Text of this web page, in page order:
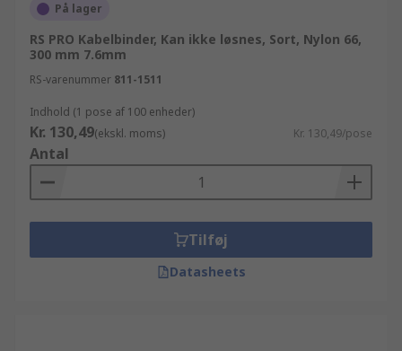
På lager
RS PRO Kabelbinder, Kan ikke løsnes, Sort, Nylon 66,
300 mm 7.6mm
RS-varenummer 811-1511
Indhold (1 pose af 100 enheder)
Kr. 130,49(ekskl. moms) Kr. 130,49/pose
Antal
Tilføj
Datasheets